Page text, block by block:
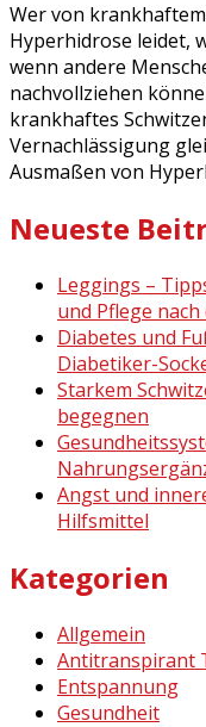
Wer von
Hyperhidrose leidet,
wenn andere
nachvollziehen
krankhaftes
Vernachlässigung
Ausmaßen von
Neueste
Leggings –
und Pflege
Diabetes und
Diabetiker-
Starkem
begegnen
Angst und
Hilfsmittel
Kategorien
Allgemein
Antitranspirant
Entspannung
Gesundheit